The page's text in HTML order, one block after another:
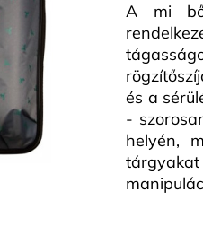
A mi
és a
-
helyén,